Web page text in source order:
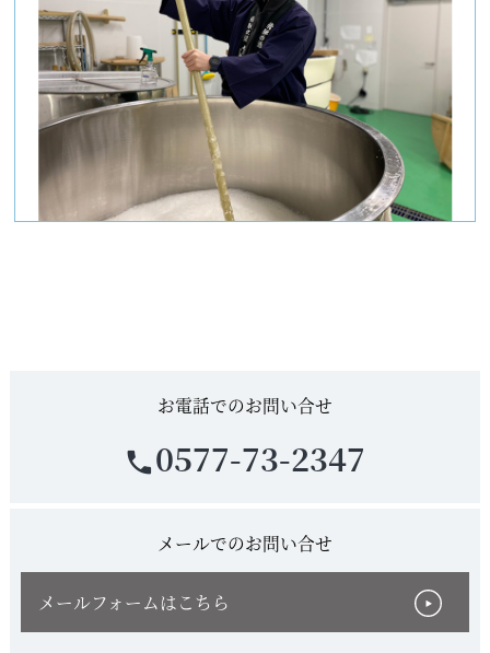
お電話でのお問い合せ
phone0577-73-2347
メールでのお問い合せ
メールフォームはこちら